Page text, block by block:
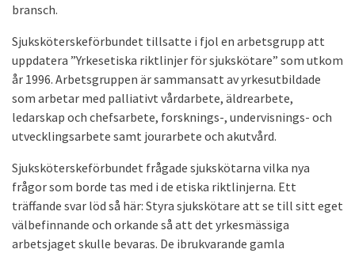
bransch.
Sjuksköterskeförbundet tillsatte i fjol en arbetsgrupp att
uppdatera ”Yrkesetiska riktlinjer för sjukskötare” som utkom
år 1996. Arbetsgruppen är sammansatt av yrkesutbildade
som arbetar med palliativt vårdarbete, äldrearbete,
ledarskap och chefsarbete, forsknings-, undervisnings- och
utvecklingsarbete samt jourarbete och akutvård.
Sjuksköterskeförbundet frågade sjukskötarna vilka nya
frågor som borde tas med i de etiska riktlinjerna. Ett
träffande svar löd så här: Styra sjukskötare att se till sitt eget
välbefinnande och orkande så att det yrkesmässiga
arbetsjaget skulle bevaras. De ibrukvarande gamla